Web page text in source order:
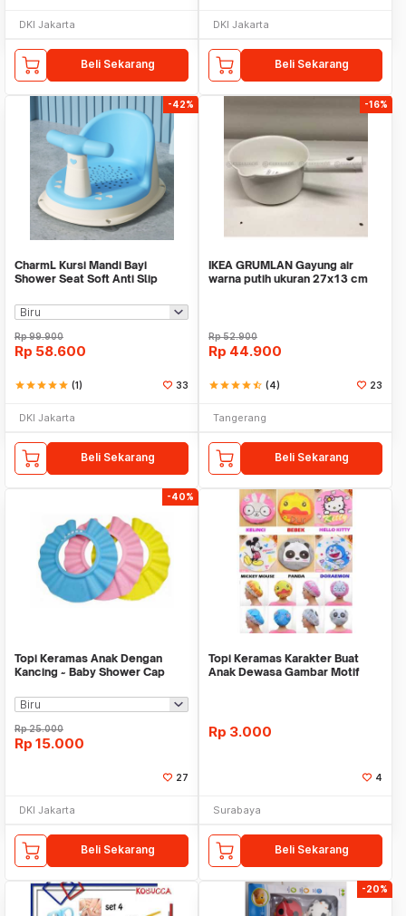
DKI Jakarta
Beli Sekarang
DKI Jakarta
Beli Sekarang
-42%
CharmL Kursi Mandi Bayi
Shower Seat Soft Anti Slip
Rp99.900
Rp 58.600
starstarstarstarstar (1) 33
DKI Jakarta
Beli Sekarang
-16%
IKEA GRUMLAN Gayung air
warna putih ukuran 27x13 cm
Rp52.900
Rp 44.900
starstarstarstarstar_half (4) 23
Tangerang
Beli Sekarang
-40%
Topi Keramas Anak Dengan
Kancing ~ Baby Shower Cap
Rp25.000
Rp 15.000
27
DKI Jakarta
Beli Sekarang
Topi Keramas Karakter Buat
Anak Dewasa Gambar Motif
Rp 3.000
4
Surabaya
Beli Sekarang
-20%